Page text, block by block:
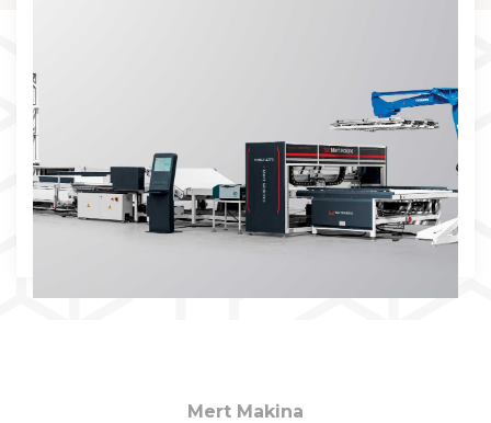
Mert Makina